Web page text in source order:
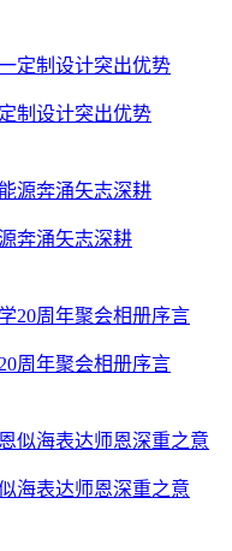
制设计突出优势
奔涌矢志深耕
周年聚会相册序言
海表达师恩深重之意